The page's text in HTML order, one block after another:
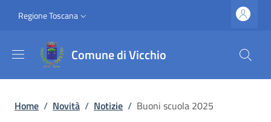
Slim top
Regione Toscana
Comune di Vicchio
Briciole di pane
Home / Novità / Notizie / Buoni scuola 2025